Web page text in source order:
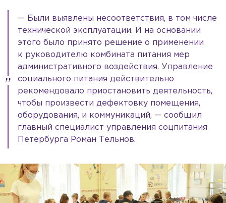
— Были выявлены несоответствия, в том числе
технической эксплуатации. И на основании
этого было принято решение о применении
к руководителю комбината питания мер
административного воздействия. Управление
социального питания действительно
рекомендовало приостановить деятельность,
чтобы произвести дефектовку помещения,
оборудования, и коммуникаций, — сообщил
главный специалист управления соцпитания
Петербурга Роман Тельнов.